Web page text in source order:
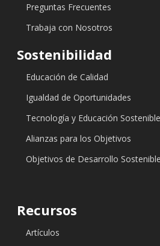
Preguntas Frecuentes
Trabaja con Nosotros
Sostenibilidad
Educación de Calidad
Igualdad de Oportunidades
Tecnología y Educación Sostenible
Alianzas para los Objetivos
Objetivos de Desarrollo
Recursos
Artículos